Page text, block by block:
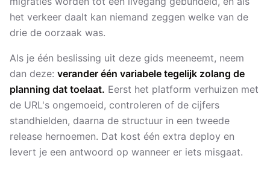
het verkeer daalt kan niemand zeggen welke van de
drie de oorzaak was.
Als je één beslissing uit deze gids meeneemt, neem
dan deze: verander één variabele tegelijk zolang de
planning dat toelaat. Eerst het platform verhuizen met
de URL's ongemoeid, controleren of de cijfers
standhielden, daarna de structuur in een tweede
release hernoemen. Dat kost één extra deploy en
levert je een antwoord op wanneer er iets misgaat.